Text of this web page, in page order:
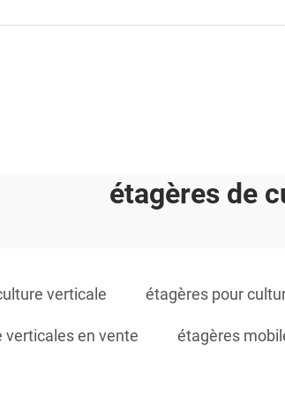
étagères de
verticale étagères pour
verticales en vente étagères